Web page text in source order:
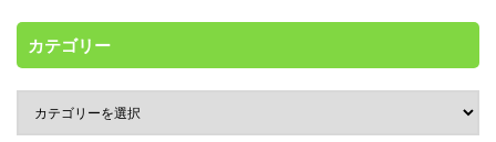
カテゴリー